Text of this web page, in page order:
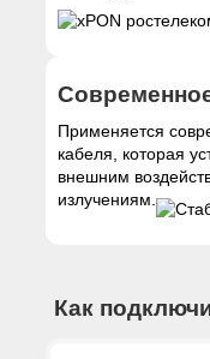
Применяется
кабеля, которая
внешним
излучениям.
Как